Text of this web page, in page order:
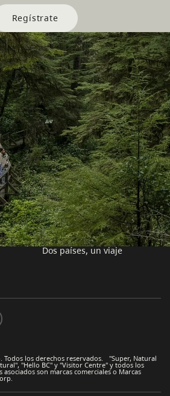
Regístrate
Nuestros Sitios
Industria de Viajes
Medios
Corporativo
简体中文 – China
En este sitio
Ideas de viaje
Consejos Prácticos
Dos países, un viaje
Todos los derechos reservados. "Super, Natural
"Hello BC" y "Visitor Centre" y todos los
son marcas comerciales o Marcas